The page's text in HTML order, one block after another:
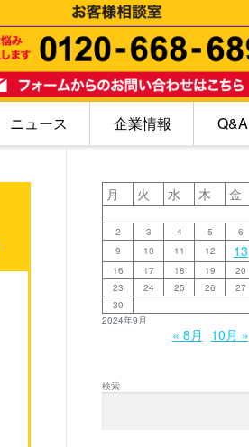
ニュース 企業情報 Q&A
2024年9月
月 火 水 木 金
2
3 4 5 6
9
10 11 12 13
16
17 18 19 20
23
24 25 26 27
30
« 8月 10月 »
検索